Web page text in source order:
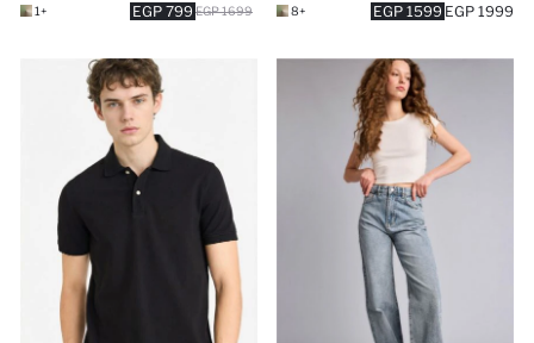
1599 EGP 1999 EGP
+8
799 EGP 1699 EGP
+1